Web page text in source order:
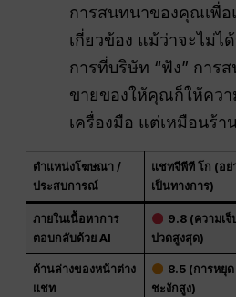
การสนทนาของคุณเพื่
เกี่ยวข้อง แม้ว่าจะไม่
การที่บริษัท “ฟัง” การ
ขายของให้คุณก็ให้ควา
เครื่องมือ แต่เหมือนร้า
ตำแหน่งโฆษณา /
ประสบการณ์
แชทจีพีที โก (อย่
เป็นทางการ)
ภายในเนื้อหาการ
ตอบกลับด้วย AI
9.8 (ความเจ็
ปวดสูงสุด)
ด้านล่างของหน้าต่าง
แชท
8.5 (การหยุด
ชะงักสูง)